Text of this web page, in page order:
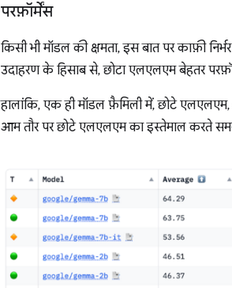
परफ़ॉर्मेंस
किसी भी मॉडल की क्षमता, इस बात पर काफ़ी
उदाहरण के हिसाब से, छोटा एलएलएम बेहतर
हालांकि, एक ही मॉडल फ़ैमिली में, छोटे
आम तौर पर छोटे एलएलएम का इस्तेमाल करते